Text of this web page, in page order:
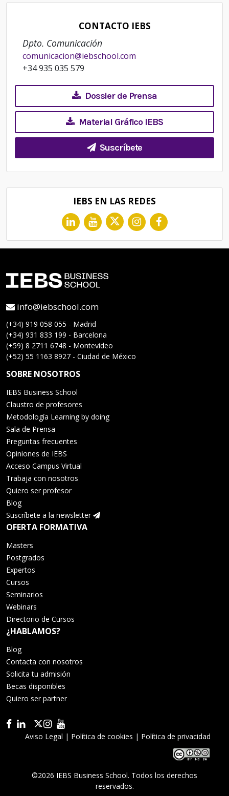
de
entradas
CONTACTO IEBS
Dpto. Comunicación
comunicacion@iebschool.com
+34 935 035 579
Dossier de Prensa
Material Gráfico IEBS
Suscríbete
IEBS EN LAS REDES
info@iebschool.com
(+34) 919 058 055 - Madrid
(+34) 931 833 199 - Barcelona
(+59) 8 2711 6748 - Montevideo
(+52) 55 1163 8927 - Ciudad de México
SOBRE NOSOTROS
IEBS Business School
Claustro de profesores
Metodología Learning by doing
Sala de Prensa
Preguntas frecuentes
Opiniones de IEBS
Acceso Campus Virtual
Trabaja con nosotros
Quiero ser profesor
Blog
Suscríbete a la newsletter
OFERTA FORMATIVA
Masters
Postgrados
Expertos
Cursos
Seminarios
Webinars
Directorio de Cursos
¿HABLAMOS?
Blog
Contacta con nosotros
Solicita tu admisión
Becas disponibles
Quiero ser partner
Aviso Legal | Política de cookies | Política de privacidad
©2026 IEBS Business School. Todos los derechos
reservados.